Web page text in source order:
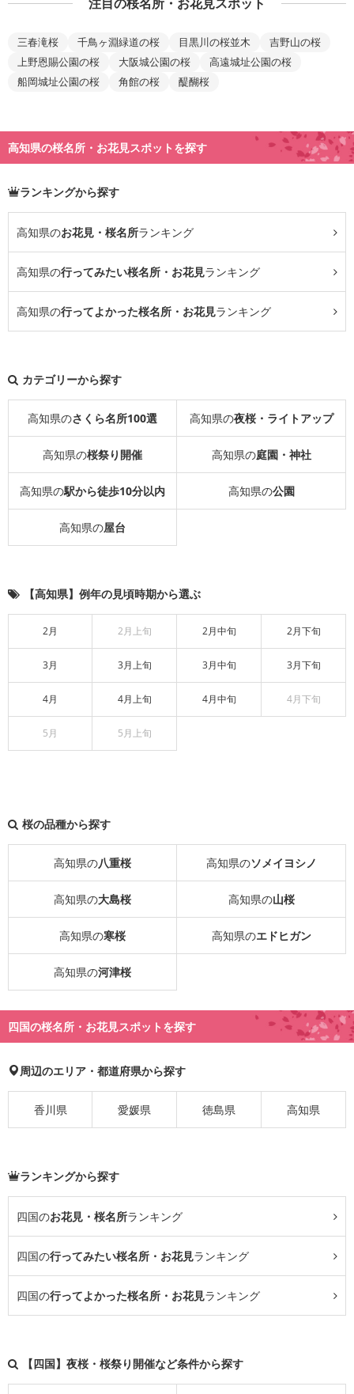
三春滝桜 千鳥ヶ淵緑道の桜 目黒川の桜並木
吉野山の桜
上野恩賜公園の桜
大阪城公園の桜
高遠城址公園の桜
船岡城址公園の桜
角館の桜 醍醐桜
高知県の桜名所・お花見スポットを探す
ランキングから探す
高知県のお花見・桜名所ランキング
高知県の行ってみたい桜名所・お花見ランキング
高知県の行ってよかった桜名所・お花見ランキング
カテゴリーから探す
高知県のさくら名所100選 高知県の夜桜・ライトアップ
高知県の桜祭り開催 高知県の庭園・神社
高知県の駅から徒歩10分以内 高知県の公園
高知県の屋台
【高知県】例年の見頃時期から選ぶ
2月 2月上旬 2月中旬 2月下旬
3月 3月上旬 3月中旬 3月下旬
4月 4月上旬 4月中旬 4月下旬
5月 5月上旬
桜の品種から探す
高知県の八重桜 高知県のソメイヨシノ
高知県の大島桜 高知県の山桜
高知県の寒桜 高知県のエドヒガン
高知県の河津桜
四国の桜名所・お花見スポットを探す
周辺のエリア・都道府県から探す
香川県 愛媛県 徳島県 高知県
ランキングから探す
四国のお花見・桜名所ランキング
四国の行ってみたい桜名所・お花見ランキング
四国の行ってよかった桜名所・お花見ランキング
【四国】夜桜・桜祭り開催など条件から探す